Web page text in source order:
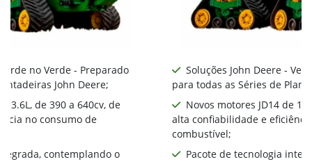
no Verde - Preparado
John Deere;
13.6L, de 390 a 640cv, de
no consumo de
contemplando o
Soluções John Deere -
para todas as Séries de
Novos motores JD14 de
alta confiabilidade e
combustível;
Pacote de tecnologia